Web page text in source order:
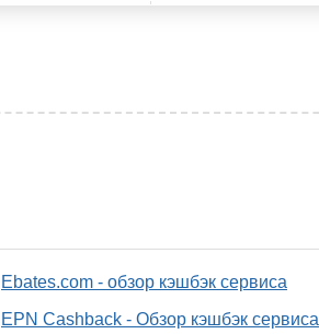
Ebates.com - обзор кэшбэк сервиса
EPN Cashback - Обзор кэшбэк сервиса